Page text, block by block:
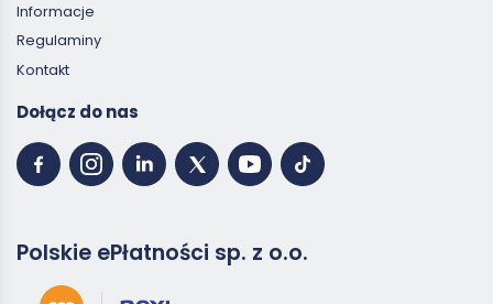
Informacje
Regulaminy
Kontakt
Dołącz do nas
Polskie ePłatności sp. z o.o.